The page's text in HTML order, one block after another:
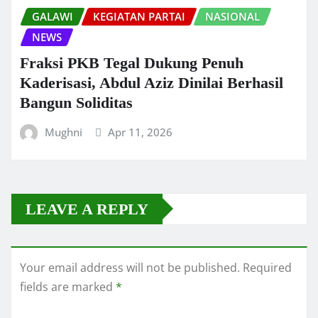
GALAWI KEGIATAN PARTAI
NASIONAL
NEWS
Fraksi PKB Tegal Dukung Penuh
Kaderisasi, Abdul Aziz Dinilai Berhasil
Bangun Soliditas
Mughni Apr 11, 2026
LEAVE A REPLY
Your email address will not be published. Required
fields are marked *